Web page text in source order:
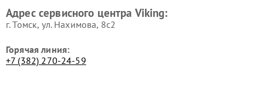
Адрес сервисного центра Viking:
г. Томск, ул. Нахимова, 8с2
Горячая линия:
+7 (382) 270-24-59